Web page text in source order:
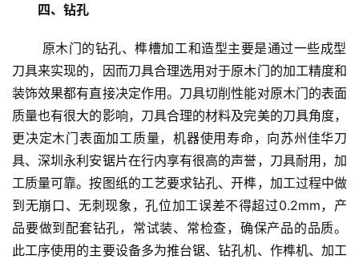
首
页
入
四、钻孔
刀具来实现的，因而刀具合理选用对于原木门的加工精度和
装饰效果都有直接决定作用。刀具切削性能对原木门的表面
质量也有很大的影响，刀具合理的材料及完美的刀具角度，
更决定木门表面加工质量，机器使用寿命，向苏州佳华刀
具、深圳永利安锯片在行内享有很高的声誉，刀具耐用，加
工质量可靠。按图纸的工艺要求钻孔、开榫，加工过程中做
到无崩口、无刺现象，孔位加工误差不得超过0.2mm，产
品要做到配套钻孔，常试装、常检查，确保产品的品质。
此工序使用的主要设备多为推台锯、钻孔机、作榫机、加工